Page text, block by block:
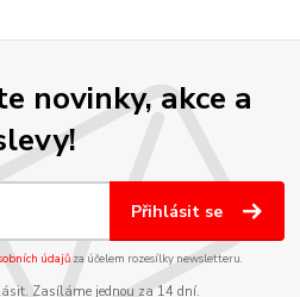
novinky, akce a
Přihlásit se
údajůza účelem rozesílky newsletteru.
Zasíláme jednou za 14 dní.